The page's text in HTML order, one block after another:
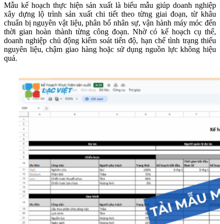
Mẫu kế hoạch thực hiện sản xuất là biểu mẫu giúp doanh nghiệp
xây dựng lộ trình sản xuất chi tiết theo từng giai đoạn, từ khâu
chuẩn bị nguyên vật liệu, phân bổ nhân sự, vận hành máy móc đến
thời gian hoàn thành từng công đoạn. Nhờ có kế hoạch cụ thể,
doanh nghiệp chủ động kiểm soát tiến độ, hạn chế tình trạng thiếu
nguyên liệu, chậm giao hàng hoặc sử dụng nguồn lực không hiệu
quả.